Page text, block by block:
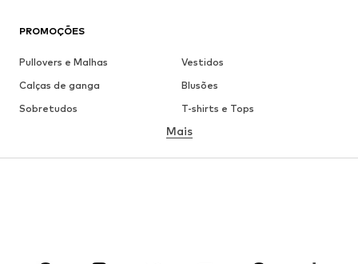
PROMOÇÕES
Pullovers e Malhas
Vestidos
Calças de ganga
Blusões
Sobretudos
T-shirts e Tops
Roupa interior
Saias
Blusas e Túnicas
Mais